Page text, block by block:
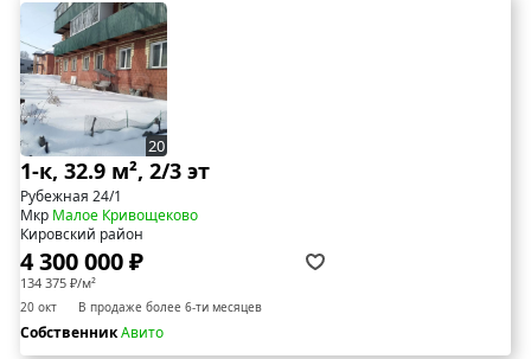
20
1-к, 32.9 м², 2/3 эт
Рубежная 24/1
Мкр Малое Кривощеково
Кировский район
4 300 000 ₽
134 375 ₽/м²
20 окт В продаже более 6-ти месяцев
СобственникАвито